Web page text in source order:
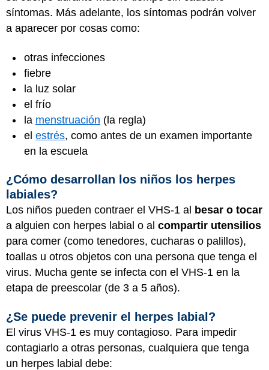
síntomas. Más adelante, los síntomas podrán volver
a aparecer por cosas como:
otras infecciones
fiebre
la luz solar
el frío
la menstruación (la regla)
el estrés, como antes de un examen importante
en la escuela
¿Cómo desarrollan los niños los herpes
labiales?
Los niños pueden contraer el VHS-1 al besar o tocar
a alguien con herpes labial o al compartir utensilios
para comer (como tenedores, cucharas o palillos),
toallas u otros objetos con una persona que tenga el
virus. Mucha gente se infecta con el VHS-1 en la
etapa de preescolar (de 3 a 5 años).
¿Se puede prevenir el herpes labial?
El virus VHS-1 es muy contagioso. Para impedir
contagiarlo a otras personas, cualquiera que tenga
un herpes labial debe: